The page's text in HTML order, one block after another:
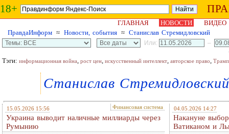
18+
ГЛАВНАЯ НОВОСТИ
ВИДЕО
ПравдаИнформ ≈ Новости, события ≈ Станислав Стремидловский
Или:
–
Тэги: информационная война, рост цен, искусственный интеллект, авторское право, Трамп
Станислав Стремидловский
15.05.2026 15:56 Финансовая система
Украина выводит наличные миллиарды через
Румынию
04.05.2026 14:27
Накануне
Ватиканом и